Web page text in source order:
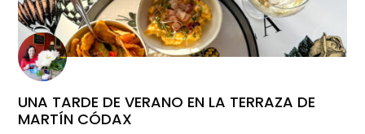
UNA TARDE DE VERANO EN LA TERRAZA DE
MARTÍN CÓDAX